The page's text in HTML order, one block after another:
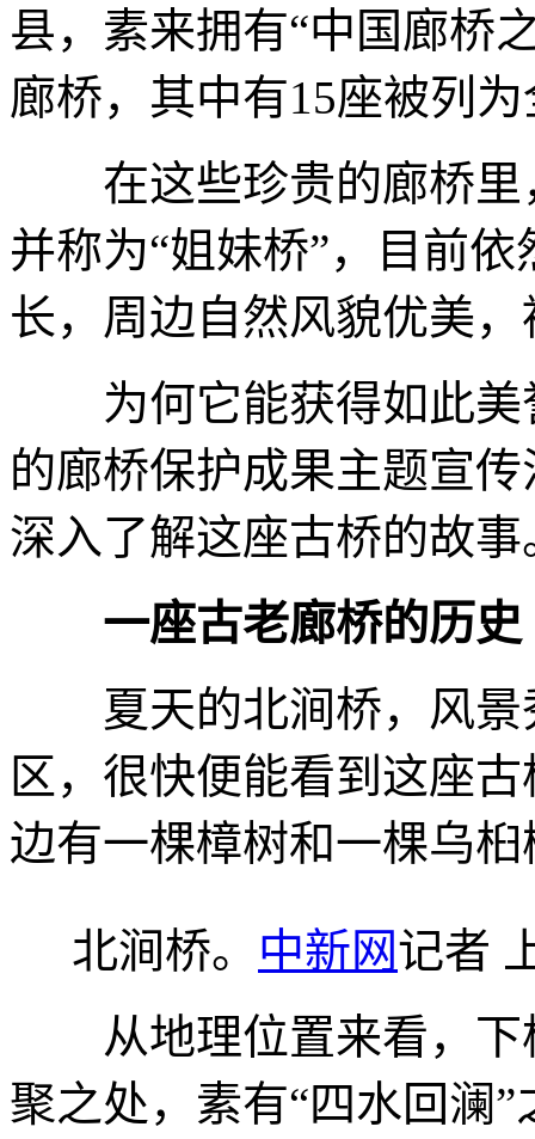
县，素来拥有“中国廊桥
廊桥，其中有15座被列
在这些珍贵的廊桥里
并称为“姐妹桥”，目前
长，周边自然风貌优美
为何它能获得如此美
的廊桥保护成果主题宣
深入了解这座古桥的故事
一座古老廊桥的历史
夏天的北涧桥，风景
区，很快便能看到这座
边有一棵樟树和一棵乌
北涧桥。 中新网记者
从地理位置来看，下
聚之处，素有“四水回澜